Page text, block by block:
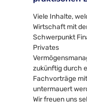
Viele Inhalte,
Wirtschaft mit
Schwerpunkt
Privates
zukünftig durch
Fachvorträge
untermauert
Wir freuen uns